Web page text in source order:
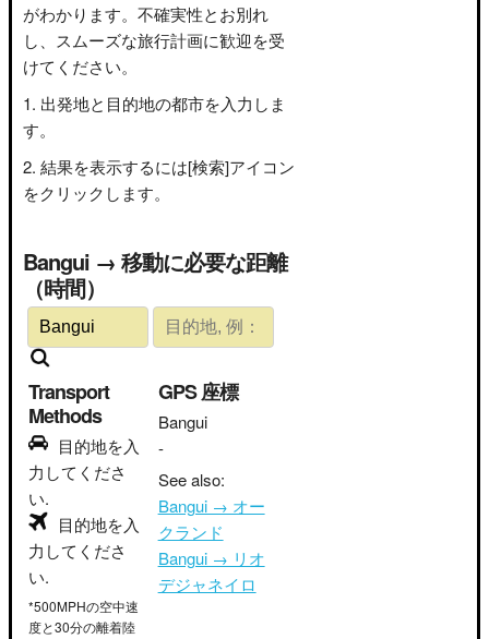
がわかります。不確実性とお別れ
し、スムーズな旅行計画に歓迎を受
けてください。
出発地と目的地の都市を入力しま
す。
結果を表示するには[検索]アイコン
をクリックします。
Bangui → 移動に必要な距離
（時間）
Transport
Methods
目的地を入
力してくださ
い.
目的地を入
力してくださ
い.
*500MPHの空中速
度と30分の離着陸
GPS 座標
Bangui
-
See also:
Bangui → オー
クランド
Bangui → リオ
デジャネイロ